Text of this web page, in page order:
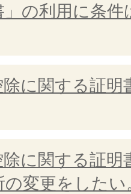
の利用に条件
除に関する証
除に関する証
の変更をしたい